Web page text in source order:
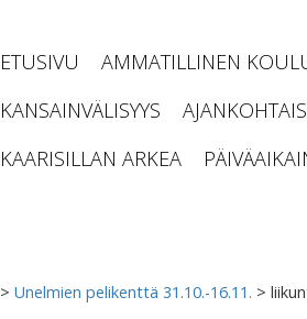
ETUSIVU AMMATILLINEN
KANSAINVÄLISYYS
KAARISILLAN ARKEA
> Unelmien pelikenttä 31.10.-16.11. >